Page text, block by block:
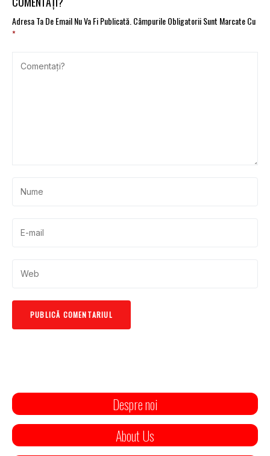
Adresa Ta De Email Nu Va Fi Publicată.Câmpurile Obligatorii Sunt Marcate Cu
*
Despre noi
About Us